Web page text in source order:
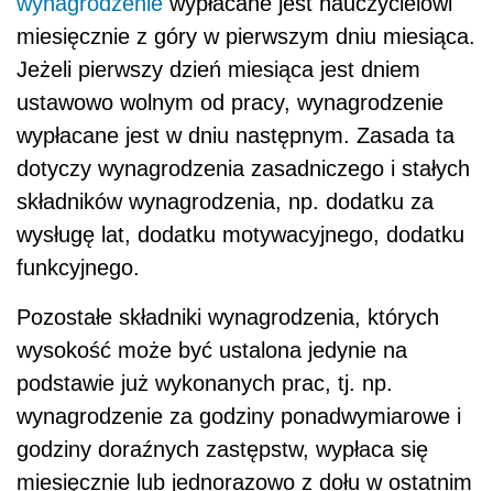
Pozostałe składniki wynagrodzenia, których
wysokość może być ustalona jedynie na
podstawie już wykonanych prac, tj. np.
wynagrodzenie za godziny ponadwymiarowe i
godziny doraźnych zastępstw, wypłaca się
miesięcznie lub jednorazowo z dołu w ostatnim
dniu miesiąca.
auto 30px;font-family:Roboto-Regular,sans-
AUTOPROMOCJA